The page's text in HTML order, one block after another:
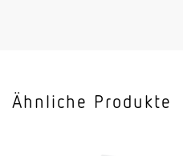
Ähnliche Produkte